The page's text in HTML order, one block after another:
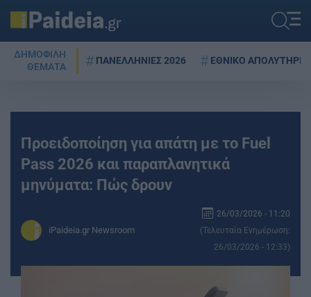
ΔΗΜΟΦΙΛΗ
ΘΕΜΑΤΑ
ΠΑΝΕΛΛΗΝΙΕΣ 2026 ΕΘΝΙΚΟ ΑΠΟΛΥΤΗΡΙΟ
Προειδοποίηση για απάτη με το Fuel
Pass 2026 και παραπλανητικά
μηνύματα: Πώς δρουν
iPaideia.gr Newsroom
26/03/2026 - 11:20
(Τελευταία Ενημέρωση:
26/03/2026 - 12:33)